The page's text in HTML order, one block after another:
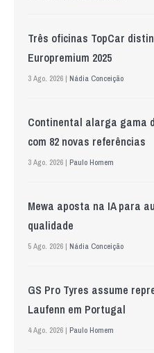
Três oficinas TopCar
Europremium 2025
3 Ago. 2026 | Nádia Conceição
Continental alarga gama
com 82 novas referências
3 Ago. 2026 | Paulo Homem
Mewa aposta na IA para
qualidade
5 Ago. 2026 | Nádia Conceição
GS Pro Tyres assume
Laufenn em Portugal
4 Ago. 2026 | Paulo Homem